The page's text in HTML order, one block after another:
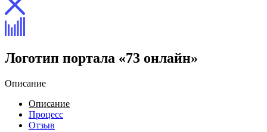
Логотип портала «73 онлайн»
Описание
Описание
Процесс
Отзыв